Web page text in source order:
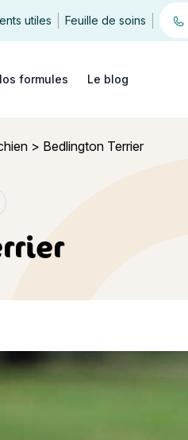
utiles Feuille de soins
formules Le blog
> Bedlington Terrier